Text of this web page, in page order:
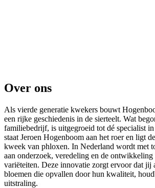
Over ons
Als vierde generatie kwekers bouwt
een rijke geschiedenis in de sierteelt. Wat
familiebedrijf, is uitgegroeid tot dé specialist
staat Jeroen Hogenboom aan het roer en ligt
kweek van phloxen. In Nederland wordt met
aan onderzoek, veredeling en de
variëteiten. Deze innovatie zorgt ervoor dat jij
bloemen die opvallen door hun kwaliteit,
uitstraling.